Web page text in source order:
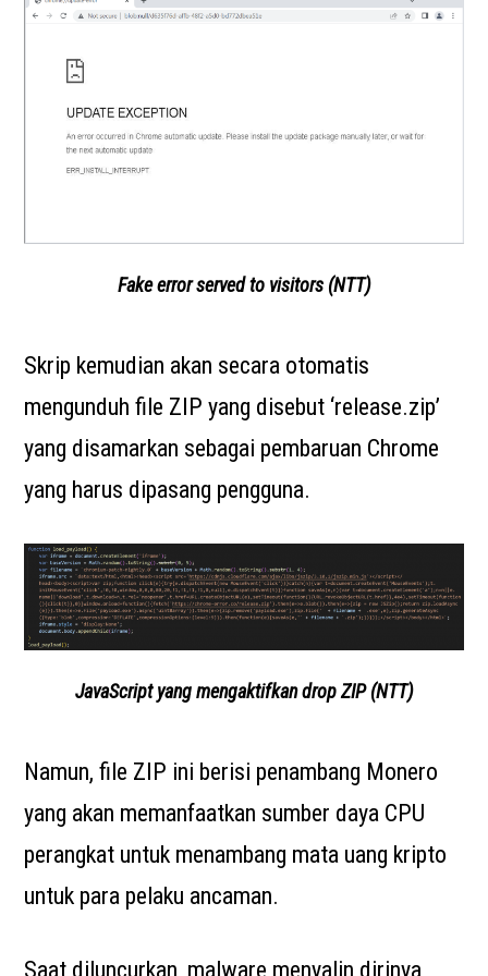
Fake error served to visitors (NTT)
Skrip kemudian akan secara otomatis
mengunduh file ZIP yang disebut ‘release.zip’
yang disamarkan sebagai pembaruan Chrome
yang harus dipasang pengguna.
JavaScript yang mengaktifkan drop ZIP (NTT)
Namun, file ZIP ini berisi penambang Monero
yang akan memanfaatkan sumber daya CPU
perangkat untuk menambang mata uang kripto
untuk para pelaku ancaman.
Saat diluncurkan, malware menyalin dirinya